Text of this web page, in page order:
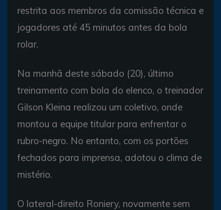
restrita aos membros da comissão técnica e
jogadores até 45 minutos antes da bola
rolar.
Na manhã deste sábado (20), último
treinamento com bola do elenco, o treinador
Gilson Kleina realizou um coletivo, onde
montou a equipe titular para enfrentar o
rubro-negro. No entanto, com os portões
fechados para imprensa, adotou o clima de
mistério.
O lateral-direito Roniery, novamente sem